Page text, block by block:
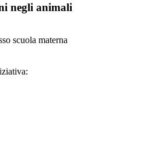
negli animali
scuola materna